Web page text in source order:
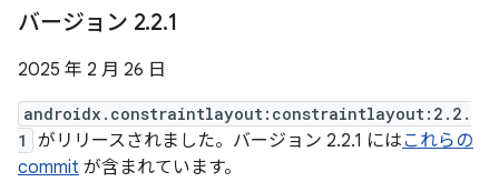
バージョン 2.2.1
2025 年 2 月 26 日
androidx.constraintlayout:constraintlayout:2.2.
1
がリリースされました。バージョン 2.2.1 にはこれらの
commit が含まれています。